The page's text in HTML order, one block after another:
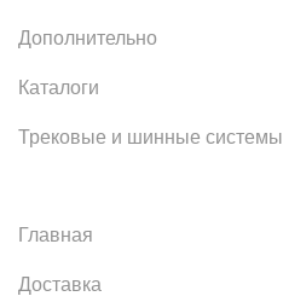
Дополнительно
Каталоги
Трековые и шинные системы
Главная
Доставка